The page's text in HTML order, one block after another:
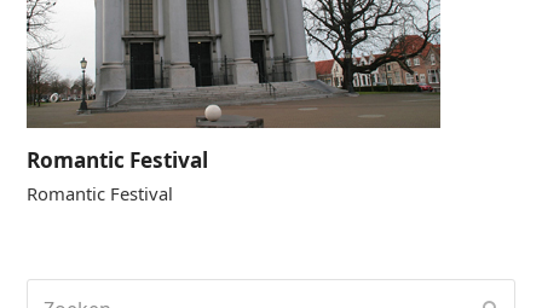
Romantic Festival
Romantic Festival